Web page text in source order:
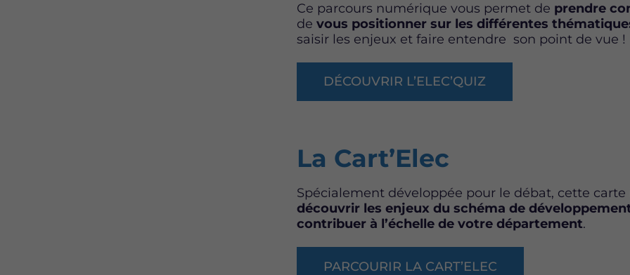
Ce parcours numérique vous permet de prendre
de vous positionner sur les différentes
saisir les enjeux et faire entendre son point de vue !
DÉCOUVRIR L’ELEC’QUIZ
La Cart’Elec
Spécialement développée pour le débat, cette
découvrir les enjeux du schéma de
contribuer à l’échelle de votre département.
PARCOURIR LA CART’ELEC